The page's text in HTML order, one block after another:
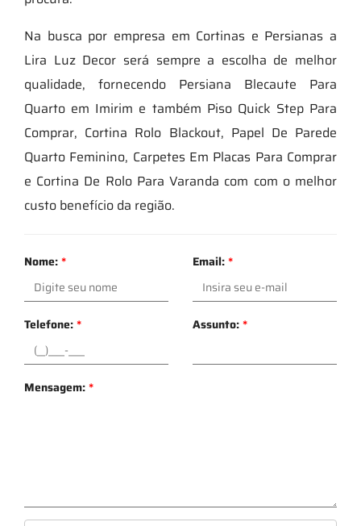
Na busca por empresa em Cortinas e Persianas a
Lira Luz Decor será sempre a escolha de melhor
qualidade, fornecendo Persiana Blecaute Para
Quarto em Imirim e também Piso Quick Step Para
Comprar, Cortina Rolo Blackout, Papel De Parede
Quarto Feminino, Carpetes Em Placas Para Comprar
e Cortina De Rolo Para Varanda com com o melhor
custo benefício da região.
Nome:* Email:*
Telefone:* Assunto:*
Mensagem:*